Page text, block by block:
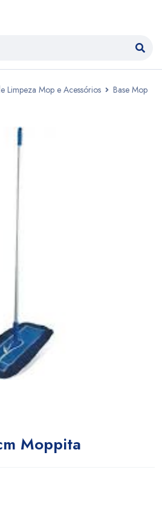
Limpeza Mop e Acessórios
Base Mop
Moppita